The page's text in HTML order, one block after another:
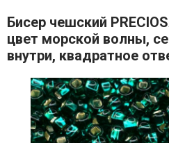
Бисер чешский
цвет морской волны,
внутри, квадратное